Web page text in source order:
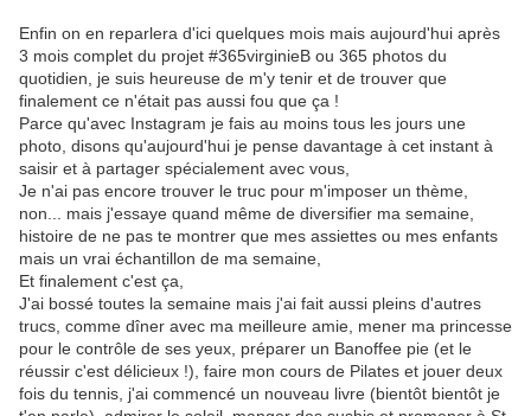
Enfin on en reparlera d'ici quelques mois mais aujourd'hui après
3 mois complet du projet #365virginieB ou 365 photos du
quotidien, je suis heureuse de m'y tenir et de trouver que
finalement ce n'était pas aussi fou que ça !
Parce qu'avec Instagram je fais au moins tous les jours une
photo, disons qu'aujourd'hui je pense davantage à cet instant à
saisir et à partager spécialement avec vous,
Je n'ai pas encore trouver le truc pour m'imposer un thème,
non... mais j'essaye quand même de diversifier ma semaine,
histoire de ne pas te montrer que mes assiettes ou mes enfants
mais un vrai échantillon de ma semaine,
Et finalement c'est ça,
J'ai bossé toutes la semaine mais j'ai fait aussi pleins d'autres
trucs, comme dîner avec ma meilleure amie, mener ma princesse
pour le contrôle de ses yeux, préparer un Banoffee pie (et le
réussir c'est délicieux !), faire mon cours de Pilates et jouer deux
fois du tennis, j'ai commencé un nouveau livre (bientôt bientôt je